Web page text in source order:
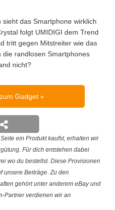
das Smartphone wirklich
folgt UMIDIGI dem Trend
tritt gegen Mitstreiter wie das
die randlosen Smartphones
nicht?
Gadget
ein Produkt kaufst, erhalten wir
Für dich entstehen dabei
wo du bestellst. Diese Provisionen
unsere Beiträge. Zu den
gehört unter anderem eBay und
Partner verdienen wir an